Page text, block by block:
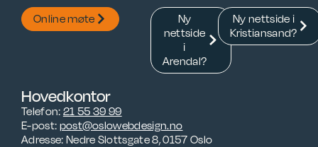
Online møte
Ny
nettside
i
Arendal?
Ny nettside i
Kristiansand?
Hovedkontor
Telefon: 21 55 39 99
E-post: on.ngisedbewolso@tsop
Adresse: Nedre Slottsgate 8, 0157 Oslo